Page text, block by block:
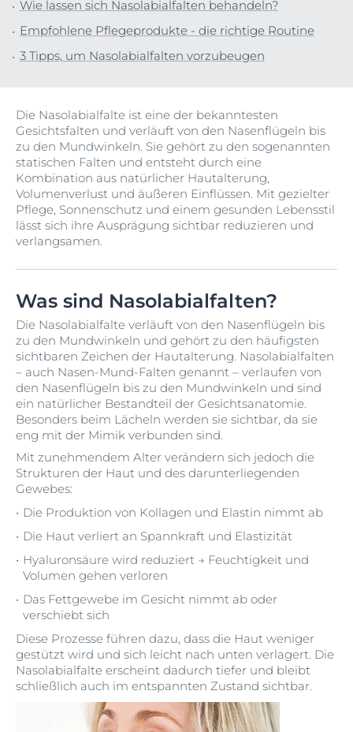
Wie lassen sich Nasolabialfalten behandeln?
Empfohlene Pflegeprodukte - die richtige Routine
3 Tipps, um Nasolabialfalten vorzubeugen
Die Nasolabialfalte ist eine der bekanntesten
Gesichtsfalten und verläuft von den Nasenflügeln bis
zu den Mundwinkeln. Sie gehört zu den sogenannten
statischen Falten und entsteht durch eine
Kombination aus natürlicher Hautalterung,
Volumenverlust und äußeren Einflüssen. Mit gezielter
Pflege, Sonnenschutz und einem gesunden Lebensstil
lässt sich ihre Ausprägung sichtbar reduzieren und
verlangsamen.
Was sind Nasolabialfalten?
Die Nasolabialfalte verläuft von den Nasenflügeln bis
zu den Mundwinkeln und gehört zu den häufigsten
sichtbaren Zeichen der Hautalterung. Nasolabialfalten
– auch Nasen-Mund-Falten genannt – verlaufen von
den Nasenflügeln bis zu den Mundwinkeln und sind
ein natürlicher Bestandteil der Gesichtsanatomie.
Besonders beim Lächeln werden sie sichtbar, da sie
eng mit der Mimik verbunden sind.
Mit zunehmendem Alter verändern sich jedoch die
Strukturen der Haut und des darunterliegenden
Gewebes:
Die Produktion von Kollagen und Elastin nimmt ab
Die Haut verliert an Spannkraft und Elastizität
Hyaluronsäure wird reduziert → Feuchtigkeit und
Volumen gehen verloren
Das Fettgewebe im Gesicht nimmt ab oder
verschiebt sich
Diese Prozesse führen dazu, dass die Haut weniger
gestützt wird und sich leicht nach unten verlagert. Die
Nasolabialfalte erscheint dadurch tiefer und bleibt
schließlich auch im entspannten Zustand sichtbar.